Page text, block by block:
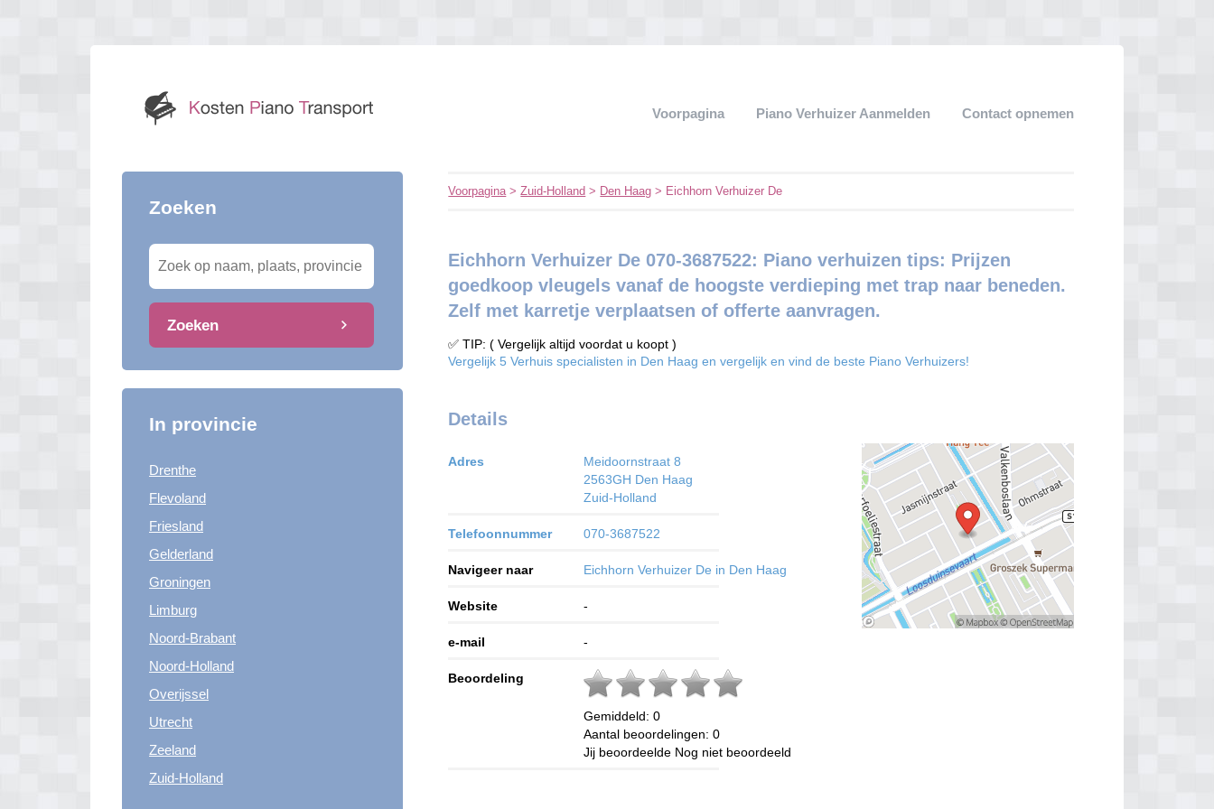
Voorpagina Piano Verhuizer Aanmelden Contact opnemen
Zoeken
Zoeken
In provincie
Drenthe
Flevoland
Friesland
Gelderland
Groningen
Limburg
Noord-Brabant
Noord-Holland
Overijssel
Utrecht
Zeeland
Zuid-Holland
Voorpagina>Zuid-Holland > Den Haag > Eichhorn Verhuizer De
Eichhorn Verhuizer De 070-3687522: Piano verhuizen tips: Prijzen
goedkoop vleugels vanaf de hoogste verdieping met trap naar beneden.
Zelf met karretje verplaatsen of offerte aanvragen.
✅ TIP: ( Vergelijk altijd voordat u koopt )
Vergelijk 5 Verhuis specialisten in Den Haag en vergelijk en vind de beste Piano Verhuizers!
Details
Adres
Meidoornstraat 8
2563GH Den Haag
Zuid-Holland
Telefoonnummer 070-3687522
Navigeer naar Eichhorn Verhuizer De in Den Haag
Website -
e-mail -
Beoordeling
Gemiddeld:0
Aantal beoordelingen:0
Jij beoordeelde Nog niet beoordeeld